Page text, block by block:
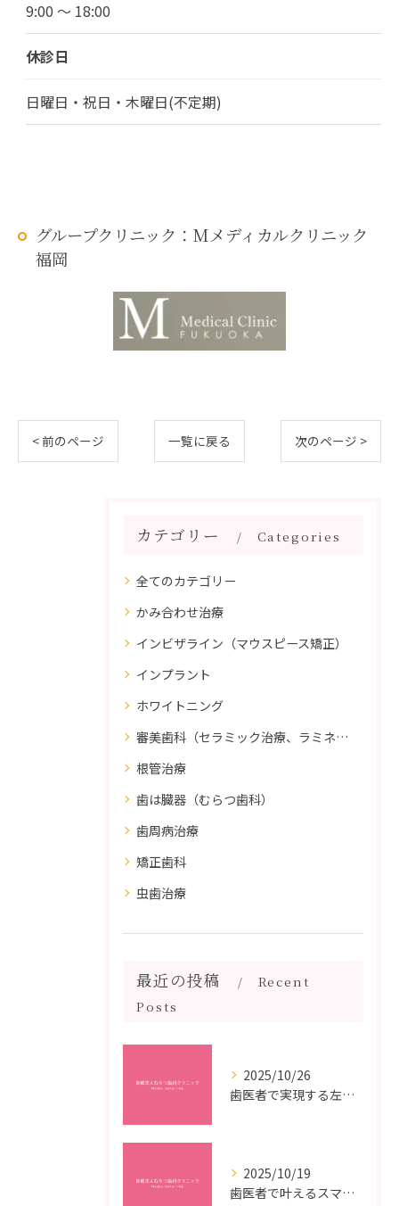
9:00 ～ 18:00
休診日
日曜日・祝日・木曜日(不定期)
グループクリニック：Mメディカルクリニック
福岡
< 前のページ 一覧に戻る 次のページ >
カテゴリー Categories
全てのカテゴリー
かみ合わせ治療
インビザライン（マウスピース矯正）
インプラント
ホワイトニング
審美歯科（セラミック治療、ラミネートべニア、ダイレクトボンディング）
根管治療
歯は臓器（むらつ歯科）
歯周病治療
矯正歯科
虫歯治療
最近の投稿
Recent
Posts
2025/10/26
歯医者で実現する左右対称治療のポイントと矯正治療選びの疑問解決ガイド
2025/10/19
歯医者で叶えるスマイルメイクオーバーなら福岡県福岡市博多区博多駅前の最新矯正治療解説